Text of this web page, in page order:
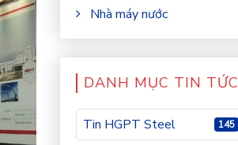
Nhà máy nước
DANH MỤC TIN TỨC
Tin HGPT Steel 145